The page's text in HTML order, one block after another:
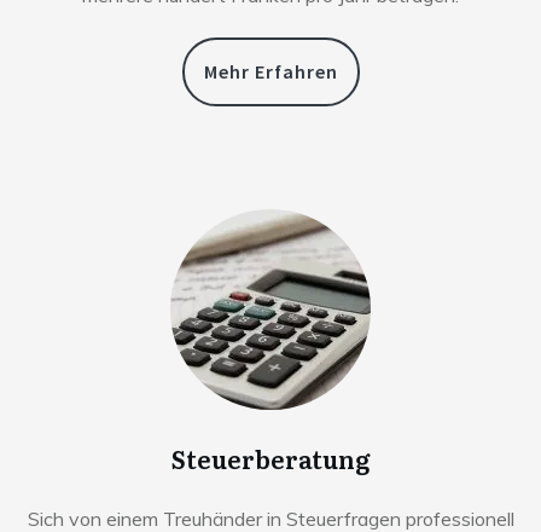
Mehr Erfahren
Steuerberatung
Sich von einem Treuhänder in Steuerfragen professionell